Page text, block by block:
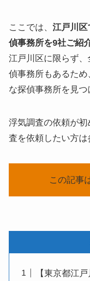
ここでは、 江戸川区
偵事務所を9社ご紹介
江戸川区に限らず
偵事務所もあるた
な探偵事務所を見つ
浮気調査の依頼が
査を依頼したい方は
この記事
【東京都江